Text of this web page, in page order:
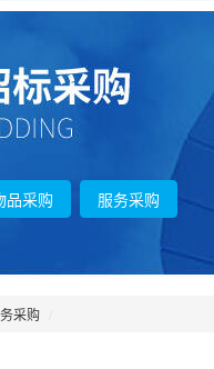
品采购 服务采购
采购